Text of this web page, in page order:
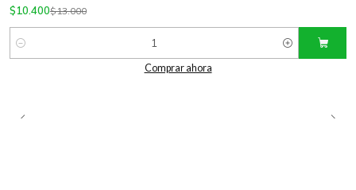
$10.400$13.000
Cantidad
Comprar ahora